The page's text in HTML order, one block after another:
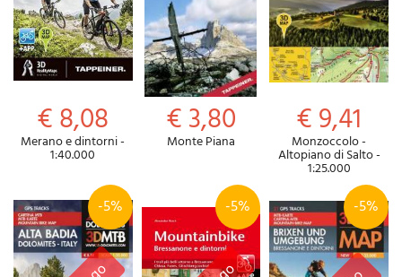
€ 8,08
Merano e dintorni -
1:40.000
€ 3,80
Monte Piana
€ 9,41
Monzoccolo -
Altopiano di Salto -
1:25.000
-5% -5% -5%